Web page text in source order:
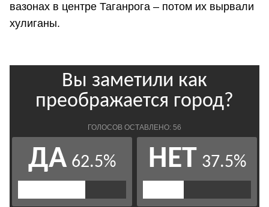
вазонах в центре Таганрога – потом их вырвали
хулиганы.